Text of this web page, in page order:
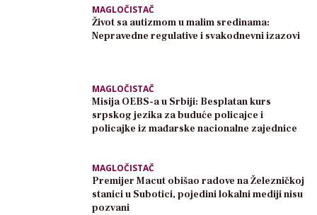
MAGLOČISTAČ
Život sa autizmom u malim sredinama:
Nepravedne regulative i svakodnevni izazovi
MAGLOČISTAČ
Misija OEBS-a u Srbiji: Besplatan kurs
srpskog jezika za buduće policajce i
policajke iz mađarske nacionalne zajednice
MAGLOČISTAČ
Premijer Macut obišao radove na Železničkoj
stanici u Subotici, pojedini lokalni mediji nisu
pozvani